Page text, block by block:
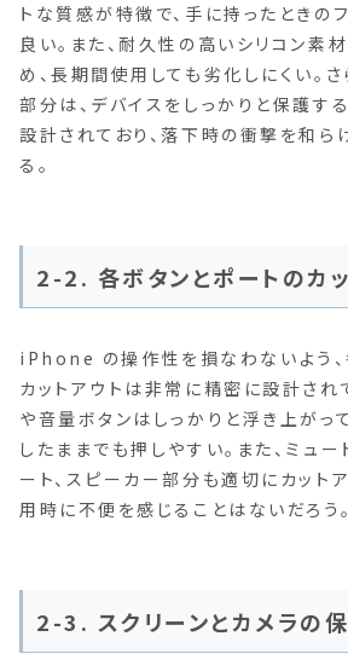
トな質感が特徴で、手に持ったときの
良い。また、耐久性の高いシリコン素
め、長期間使用しても劣化しにくい。さ
部分は、デバイスをしっかりと保護す
設計されており、落下時の衝撃を和ら
る。
2-2. 各ボタンとポートのカ
iPhone の操作性を損なわないよう、
カットアウトは非常に精密に設計され
や音量ボタンはしっかりと浮き上がっ
したままでも押しやすい。また、ミュ
ート、スピーカー部分も適切にカット
用時に不便を感じることはないだろう。
2-3. スクリーンとカメラの